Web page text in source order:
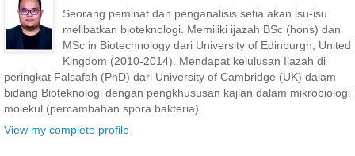
Seorang peminat dan penganalisis setia akan isu-isu
melibatkan bioteknologi. Memiliki ijazah BSc (hons) dan
MSc in Biotechnology dari University of Edinburgh, United
Kingdom (2010-2014). Mendapat kelulusan Ijazah di
peringkat Falsafah (PhD) dari University of Cambridge (UK) dalam
bidang Bioteknologi dengan pengkhususan kajian dalam mikrobiologi
molekul (percambahan spora bakteria).
View my complete profile